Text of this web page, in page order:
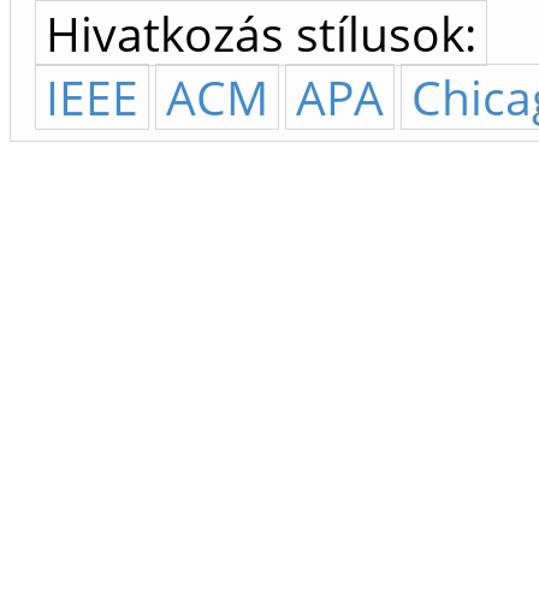
Hivatkozás stílusok:
IEEE ACM APA